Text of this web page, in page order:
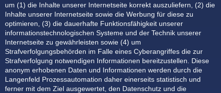
um (1) die Inhalte unserer Internetseite korrekt auszuliefern, (2) die
Inhalte unserer Internetseite sowie die Werbung für diese zu
optimieren, (3) die dauerhafte Funktionsfähigkeit unserer
informationstechnologischen Systeme und der Technik unserer
Internetseite zu gewährleisten sowie (4) um
Strafverfolgungsbehörden im Falle eines Cyberangriffes die zur
Strafverfolgung notwendigen Informationen bereitzustellen. Diese
anonym erhobenen Daten und Informationen werden durch die
Langenfeld Prozessautomation daher einerseits statistisch und
ferner mit dem Ziel ausgewertet, den Datenschutz und die